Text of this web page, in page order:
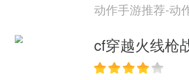
动作手游推荐-动
cf穿越火线枪